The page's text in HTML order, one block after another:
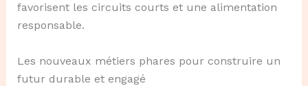
favorisent les circuits courts et une alimentation
responsable.
Les nouveaux métiers phares pour construire un
futur durable et engagé